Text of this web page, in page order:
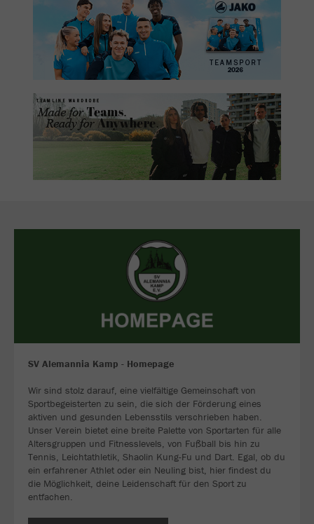
SV Alemannia Kamp - Homepage
Wir sind stolz darauf, eine vielfältige Gemeinschaft von
Sportbegeisterten zu sein, die sich der Förderung eines
aktiven und gesunden Lebensstils verschrieben haben.
Unser Verein bietet eine breite Palette von Sportarten für alle
Altersgruppen und Fitnesslevels, von Fußball bis hin zu
Tennis, Leichtathletik, Shaolin Kung-Fu und Dart. Egal, ob du
ein erfahrener Athlet oder ein Neuling bist, hier findest du
die Möglichkeit, deine Leidenschaft für den Sport zu
entfachen.